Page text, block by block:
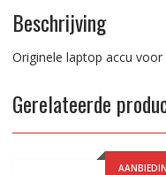
Beschrijving
Originele laptop accu voor
Gerelateerde